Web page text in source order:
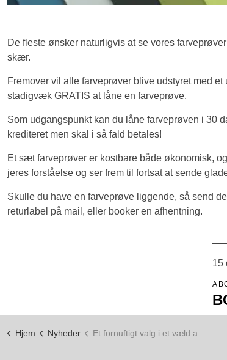
De fleste ønsker naturligvis at se vores
skær.
Fremover vil alle farveprøver blive udstyret med
stadigvæk GRATIS at låne en farveprøve.
Som udgangspunkt kan du låne farveprøven i 30
krediteret men skal i så fald betales!
Et sæt farveprøver er kostbare både økonomisk,
jeres forståelse og ser frem til fortsat at sende
Skulle du have en farveprøve liggende, så send
returlabel på mail, eller booker en afhentning.
15
Hjem Nyheder Et fornuftigt valg i et væld af farver